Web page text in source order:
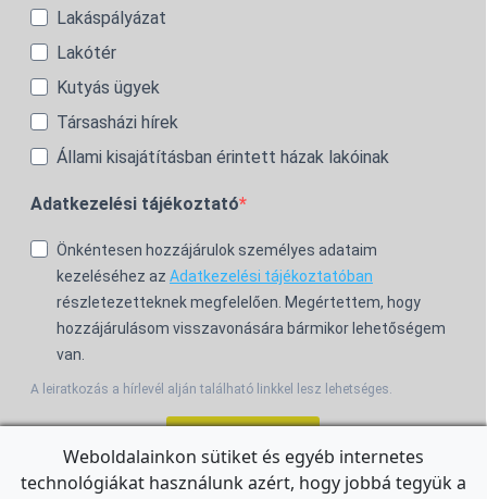
Lakáspályázat
Lakótér
Kutyás ügyek
Társasházi hírek
Állami kisajátításban érintett házak lakóinak
Adatkezelési tájékoztató
Önkéntesen hozzájárulok személyes adataim
kezeléséhez az Adatkezelési tájékoztatóban
részletezetteknek megfelelően. Megértettem, hogy
hozzájárulásom visszavonására bármikor lehetőségem
van.
A leiratkozás a hírlevél alján található linkkel lesz lehetséges.
Weboldalainkon sütiket és egyéb internetes
technológiákat használunk azért, hogy jobbá tegyük a